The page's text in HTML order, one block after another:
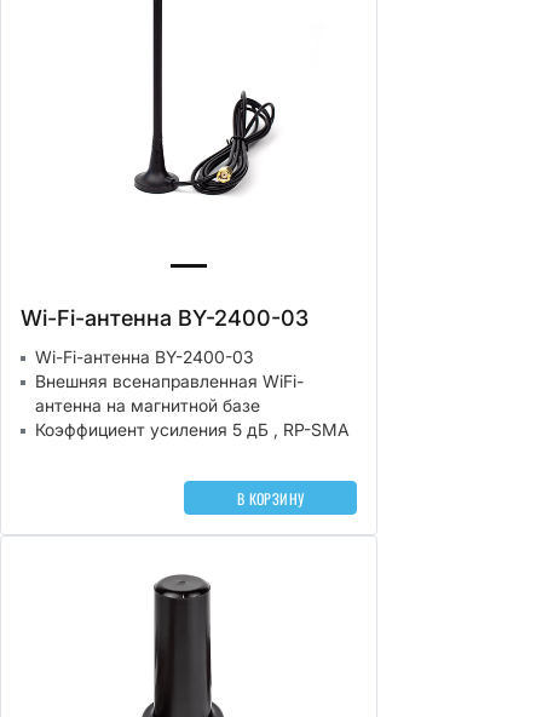
Wi-Fi-антенна BY-2400-03
Wi-Fi-антенна BY-2400-03
Внешняя всенаправленная WiFi-
антенна на магнитной базе
Коэффициент усиления 5 дБ , RP-SMA
В КОРЗИНУ